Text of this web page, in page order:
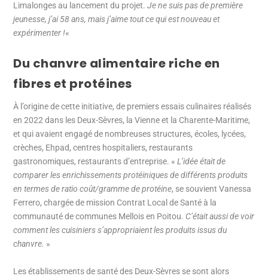
Limalonges au lancement du projet.Je ne suis pas de première
jeunesse, j’ai 58 ans, mais j’aime tout ce qui est nouveau et
expérimenter !«
Du chanvre alimentaire riche en
fibres et protéines
À l’origine de cette initiative, de premiers essais culinaires réalisés
en 2022 dans les Deux-Sèvres, la Vienne et la Charente-Maritime,
et qui avaient engagé de nombreuses structures, écoles, lycées,
crèches, Ehpad, centres hospitaliers, restaurants
gastronomiques, restaurants d’entreprise. «L’idée était de
comparer les enrichissements protéiniques de différents produits
en termes de ratio coût/gramme de protéine, se souvient Vanessa
Ferrero, chargée de mission Contrat Local de Santé à la
communauté de communes Mellois en Poitou. C’était aussi de voir
comment les cuisiniers s’appropriaient les produits issus du
chanvre. »
Les établissements de santé des Deux-Sèvres se sont alors